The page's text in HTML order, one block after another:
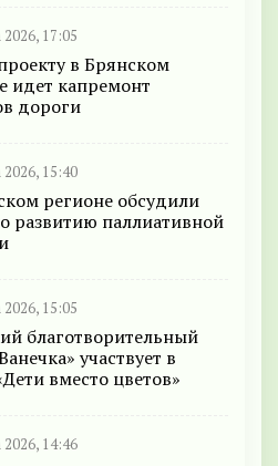
2026, 17:05
в Брянском
идет капремонт
дороги
2026, 15:40
регионе обсудили
развитию паллиативной
2026, 15:05
благотворительный
участвует в
вместо цветов»
2026, 14:46